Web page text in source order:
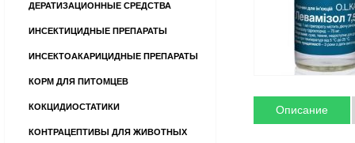
Описание
ДЕРАТИЗАЦИОННЫЕ СРЕДСТВА
ИНСЕКТИЦИДНЫЕ ПРЕПАРАТЫ
ИНСЕКТОАКАРИЦИДНЫЕ ПРЕПАРАТЫ
КОРМ ДЛЯ ПИТОМЦЕВ
КОКЦИДИОСТАТИКИ
КОНТРАЦЕПТИВЫ ДЛЯ ЖИВОТНЫХ